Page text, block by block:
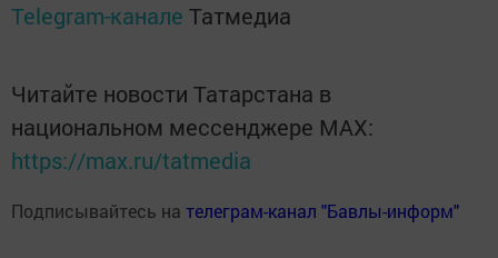
Telegram-канале Татмедиа
Читайте новости Татарстана в
национальном мессенджере MАХ:
https://max.ru/tatmedia
Подписывайтесь на телеграм-канал "Бавлы-информ"